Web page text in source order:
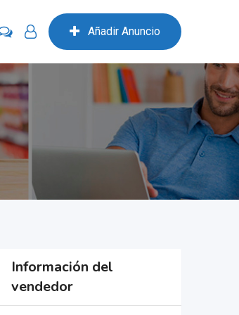
Añadir Anuncio
Información del
vendedor